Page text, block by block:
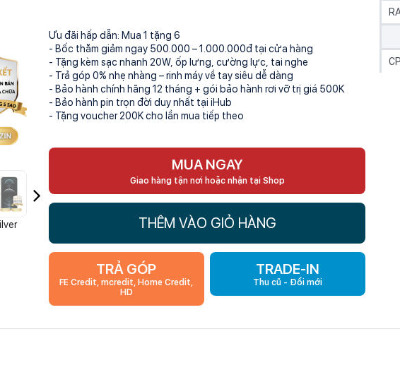
Ưu đãi hấp dẫn: Mua 1 tặng 6
- Bốc thăm giảm ngay 500.000 – 1.000.000đ tại cửa hàng
- Tặng kèm sạc nhanh 20W, ốp lưng, cường lực, tai nghe
- Trả góp 0% nhẹ nhàng – rinh máy về tay siêu dễ dàng
- Bảo hành chính hãng 12 tháng + gói bảo hành rơi vỡ trị giá 500K
- Bảo hành pin trọn đời duy nhất tại iHub
- Tặng voucher 200K cho lần mua tiếp theo
MUA NGAY
Giao hàng tận nơi hoặc nhận tại Shop
THÊM VÀO GIỎ HÀNG
TRẢ GÓP
FE Credit, mcredit, Home Credit,
HD
TRADE-IN
Thu cũ - Đổi mới